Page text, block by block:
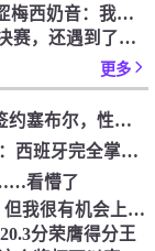
【今日视频】当年的青涩球王！17岁青涩梅西奶音：我们用节奏把
[有道理嘛?]佛得角门将受邀观看世界杯决赛，还遇到了传奇门将
更多
[你怎么看？]孔祥宇评论湖人1年330万签约塞布尔，性价比极
【你怎么看？】成王败寇！六台主持人：西班牙完全掌控比赛，阿根
看懵了
[推荐]伦德博格曾谈：科尔不爱用新秀！但我很有机会上场，甚至
分荣膺得分王